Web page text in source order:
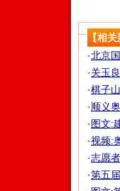
【相关
·北京
·关玉
·棋子
·顺义
·图文:
·视频:
·志愿
·第五